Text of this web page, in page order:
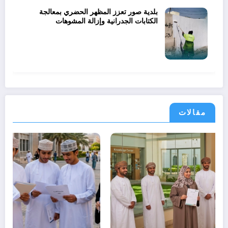
بلدية صور تعزز المظهر الحضري بمعالجة
الكتابات الجدرانية وإزالة المشوهات
مقالات